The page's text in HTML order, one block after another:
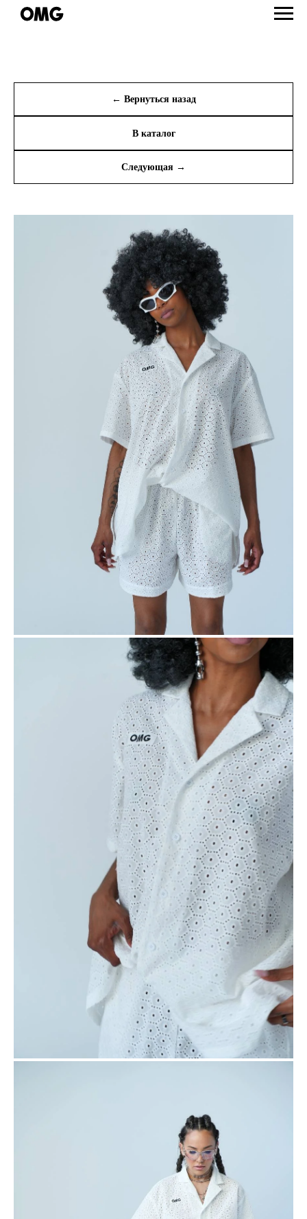
← Вернуться назад
В каталог
Следующая →